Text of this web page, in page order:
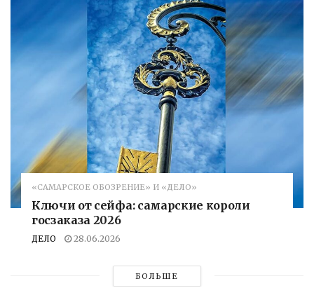
«САМАРСКОЕ ОБОЗРЕНИЕ» И «ДЕЛО»
Ключи от сейфа: самарские короли
госзаказа 2026
ДЕЛО 28.06.2026
БОЛЬШЕ